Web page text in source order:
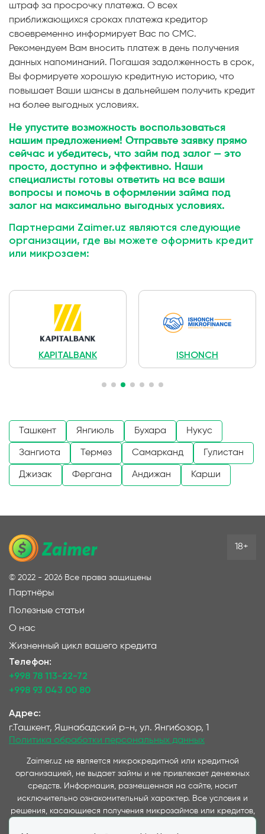
штраф за просрочку платежа. О всех
приближающихся сроках платежа кредитор
своевременно информирует Вас по СМС.
Рекомендуем Вам вносить платеж в день получения
данных напоминаний. Погашая задолженность в срок,
Вы формируете хорошую кредитную историю, что
повышает Ваши шансы в дальнейшем получить кредит
на более выгодных условиях.
Не упустите возможность воспользоваться
нашим предложением! Отправьте заявку прямо
сейчас и убедитесь, что займ под залог — это
просто, доступно и эффективно. Наши
специалисты готовы ответить на все ваши
вопросы и помочь в оформлении займа под
залог на максимально выгодных условиях.
Партнерами Zaimer.uz являются следующие
организации, где вы можете оформить кредит
или микрозаем:
KAPITALBANK ISHONCH
Ташкент Янгиюль Бухара Нукус
Зангиота Термез Самарканд Гулистан
Джизак Фергана Андижан Карши
© 2022 - 2026 Все права защищены
Партнёры
Полезные статьи
О нас
Жизненный цикл вашего кредита
Телефон:
+998 78 113-22-72
+998 93 043 00 80
Адрес:
г.Ташкент, Яшнабадский р-н, ул. Янгибозор, 1
Политика обработки персональных данных
18+
Zaimer.uz не является микрокредитной или кредитной
организацией, не выдает займы и не привлекает денежных
средств. Информация, размещенная на сайте, носит
исключительно ознакомительный характер. Все условия и
решения, касающиеся получения микрозаймов или кредитов,